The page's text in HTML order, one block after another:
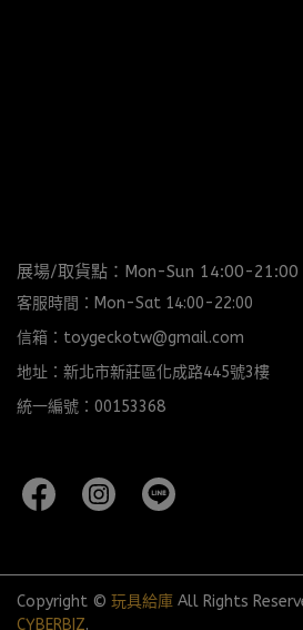
展場/取貨點：Mon-Sun 14:00-21:00
客服時間：Mon-Sat 14:00-22:00
信箱：toygeckotw@gmail.com
地址：新北市新莊區化成路445號3樓
統一編號：00153368
Copyright © 玩具給庫 All Rights
CYBERBIZ.